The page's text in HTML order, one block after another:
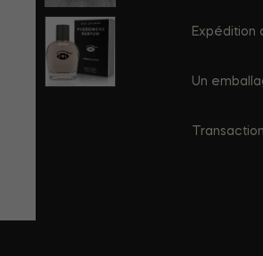
Expédition
Un